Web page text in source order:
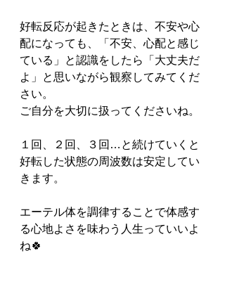
好転反応が起きたときは、不安や心
配になっても、「不安、心配と感じ
ている」と認識をしたら「大丈夫だ
よ」と思いながら観察してみてくだ
さい。
ご自分を大切に扱ってくださいね。
１回、２回、３回…と続けていくと
好転した状態の周波数は安定してい
きます。
エーテル体を調律することで体感す
る心地よさを味わう人生っていいよ
ね🍀